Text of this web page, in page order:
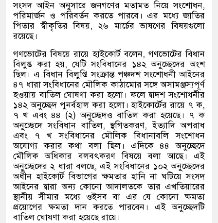
সংসদ আইন অনুসারে জনগণের মতামত নিয়ে সংশোধন,
পরিমার্জন ও পরিবর্তন করতে পারবে। এর মধ্যে জাতির
পিতার স্বীকৃতির বিষয়,২৬ মার্চের ভাষণের বিষয়গুলো
রয়েছে।
গণভোটের বিষয়ে রায়ে হাইকোর্ট বলেন, গণভোটের বিধান
বিলুপ্ত করা হয়, যেটি সংবিধানের ১৪২ অনুচ্ছেদের অংশ
ছিল। এ বিধান বিলুপ্তি সংক্রান্ত পঞ্চদশ সংশোধনী আইনের
৪৭ ধারা সংবিধানের মৌলিক কাঠামোর সঙ্গে অসামঞ্জস্যপূর্ণ
হওয়ায় বাতিল ঘোষণা করা হলো। ফলে দ্বাদশ সংশোধনীর
১৪২ অনুচ্ছেদ পুনর্বহাল করা হলো। হাইকোর্টের রায়ে ৭ ক,
৭ খ এবং ৪৪ (২)অনুচ্ছেদও বাতিল করা হয়েছে। ৭ ক
অনুচ্ছেদে সংবিধান বাতিল,স্থগিতকরণ,ইত্যাদি অপরাধ
এবং ৭ খ সংবিধানের মৌলিক বিধানাবলি সংশোধন
অযোগ্য করার কথা বলা ছিল। এদিকে ৪৪ অনুচ্ছেদে
মৌলিক অধিকার বলবৎকরণ বিষয়ে বলা আছে। এই
অনুচ্ছেদের ২ ধারা বলছে,এই সংবিধানের ১০২ অনুচ্ছেদের
অধীন হাইকোর্ট বিভাগের ক্ষমতার হানি না ঘটিয়ে সংসদ
আইনের দ্বারা অন্য কোনো আদালতকে তার এখতিয়ারের
স্থানীয় সীমার মধ্যে ওইসব বা এর যে কোনো ক্ষমতা
প্রয়োগের ক্ষমতা দান করতে পারবেন। এই অনুচ্ছেদটি
বাতিল ঘোষণা করা হয়েছে রায়ে।